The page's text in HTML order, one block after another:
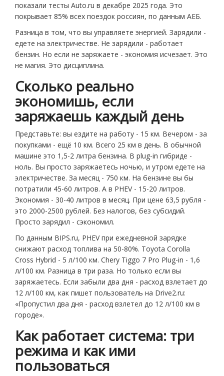
показали тесты Auto.ru в декабре 2025 года. Это
покрывает 85% всех поездок россиян, по данным АЕБ.
Разница в том, что вы управляете энергией. Зарядили -
едете на электричестве. Не зарядили - работает
бензин. Но если не заряжаете - экономия исчезает. Это
не магия. Это дисциплина.
Сколько реально
экономишь, если
заряжаешь каждый день
Представьте: вы ездите на работу - 15 км. Вечером - за
покупками - ещё 10 км. Всего 25 км в день. В обычной
машине это 1,5-2 литра бензина. В plug-in гибриде -
ноль. Вы просто заряжаетесь ночью, и утром едете на
электричестве. За месяц - 750 км. На бензине вы бы
потратили 45-60 литров. А в PHEV - 15-20 литров.
Экономия - 30-40 литров в месяц. При цене 63,5 рубля -
это 2000-2500 рублей. Без налогов, без субсидий.
Просто зарядил - сэкономил.
По данным BIPS.ru, PHEV при ежедневной зарядке
снижают расход топлива на 50-80%. Toyota Corolla
Cross Hybrid - 5 л/100 км. Chery Tiggo 7 Pro Plug-in - 1,6
л/100 км. Разница в три раза. Но только если вы
заряжаетесь. Если забыли два дня - расход взлетает до
12 л/100 км, как пишет пользователь на Drive2.ru:
«Пропустил два дня - расход взлетел до 12 л/100 км в
городе».
Как работает система: три
режима и как ими
пользоваться